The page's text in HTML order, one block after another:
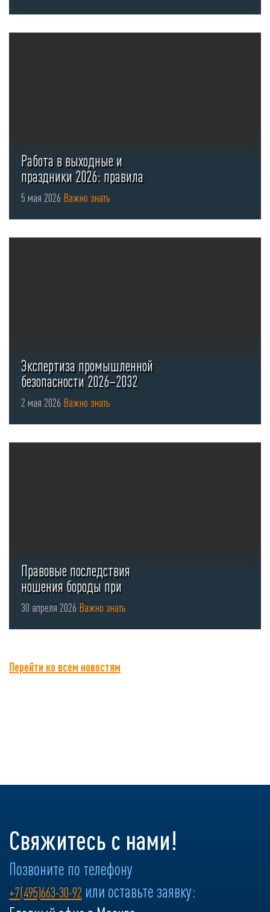
Работа в выходные и
праздники 2026: правила
оформления ...
5 мая 2026 Важно знать
Экспертиза промышленной
безопасности 2026–2032
2 мая 2026 Важно знать
Правовые последствия
ношения бороды при
использовании СИЗ органов
...
30 апреля 2026 Важно знать
Перейти ко всем новостям
Свяжитесь с нами!
Позвоните по телефону
+7(495)663-30-92 или оставьте заявку: